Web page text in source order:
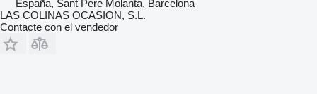
España, Sant Pere Molanta, Barcelona
LAS COLINAS OCASION, S.L.
Contacte con el vendedor